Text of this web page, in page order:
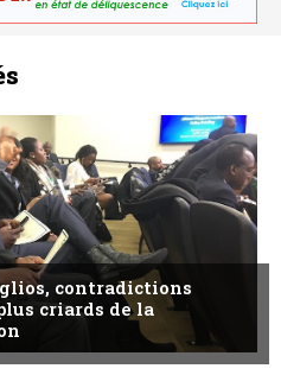
contradictions
criards de la